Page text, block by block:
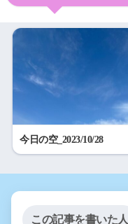
今日の空_2023/10/28
この記事を書いた人